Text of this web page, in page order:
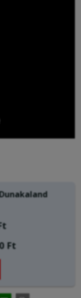
Ft